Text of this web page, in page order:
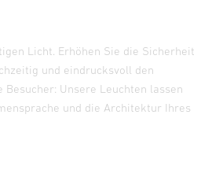
Licht. Erhöhen Sie die Sicherheit
und eindrucksvoll den
Besucher: Unsere Leuchten lassen
und die Architektur Ihres